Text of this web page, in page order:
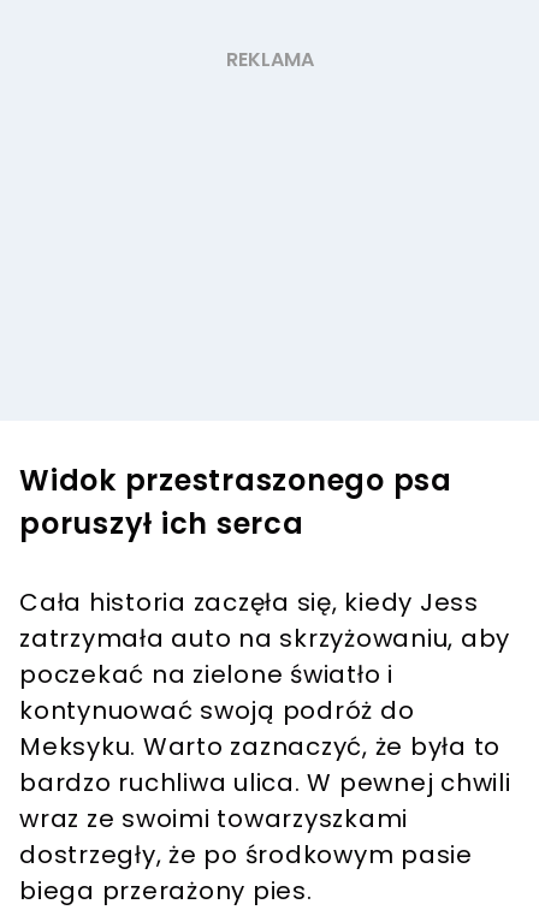
Widok przestraszonego psa
poruszył ich serca
Cała historia zaczęła się, kiedy Jess
zatrzymała auto na skrzyżowaniu, aby
poczekać na zielone światło i
kontynuować swoją podróż do
Meksyku. Warto zaznaczyć, że była to
bardzo ruchliwa ulica. W pewnej chwili
wraz ze swoimi towarzyszkami
dostrzegły, że po środkowym pasie
biega przerażony pies.